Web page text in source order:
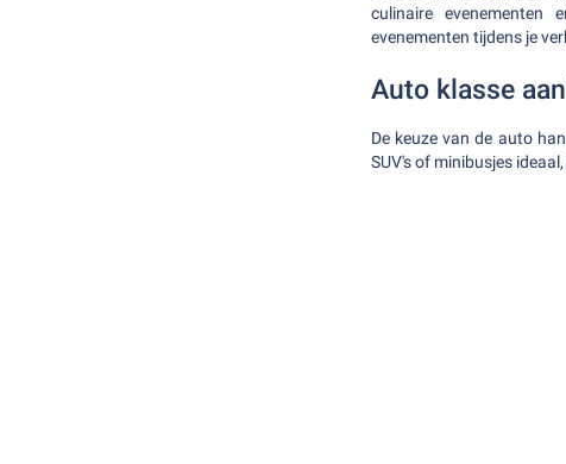
culinaire evenementen
evenementen tijdens je
Auto klasse
De keuze van de auto
SUV's of minibusjes